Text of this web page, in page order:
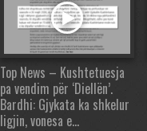
Top News – Kushtetuesja
pa vendim për ‘Diellën’.
Bardhi: Gjykata ka shkelur
ligjin, vonesa e…